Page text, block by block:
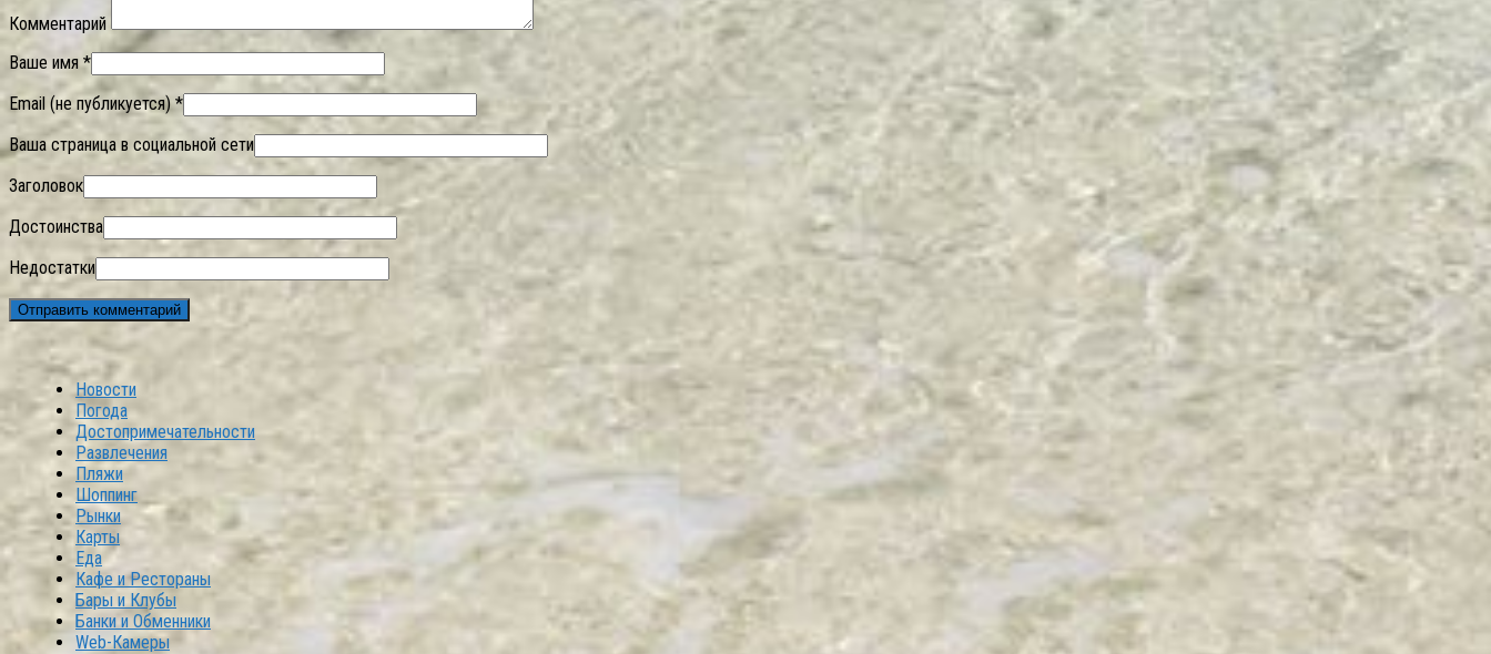
Комментарий
Ваше имя *
Email (не публикуется) *
Ваша страница в социальной сети
Заголовок
Достоинства
Недостатки
Новости
Погода
Достопримечательности
Развлечения
Пляжи
Шоппинг
Рынки
Карты
Еда
Кафе и Рестораны
Бары и Клубы
Банки и Обменники
Web-Камеры